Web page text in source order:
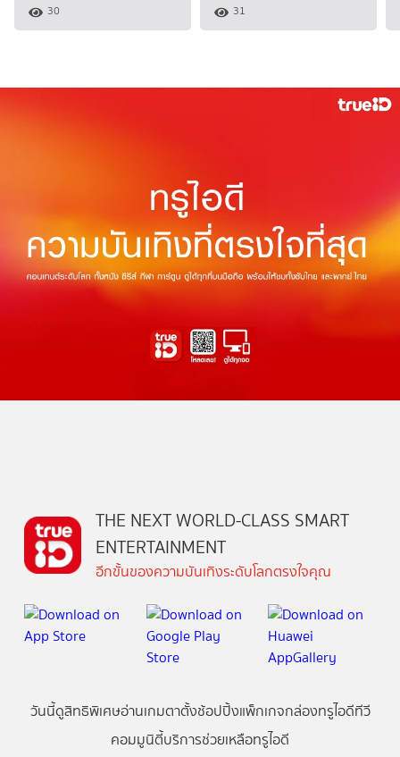
30 31
THE NEXT WORLD-CLASS SMART
ENTERTAINMENT
อีกขั้นของความบันเทิงระดับโลกตรงใจคุณ
วันนี้ดูสิทธิพิเศษอ่านเกมตาตั้งช้อปปิ้งแพ็กเกจกล่องทรูไอดีทีวี
คอมมูนิตี้บริการช่วยเหลือทรูไอดี